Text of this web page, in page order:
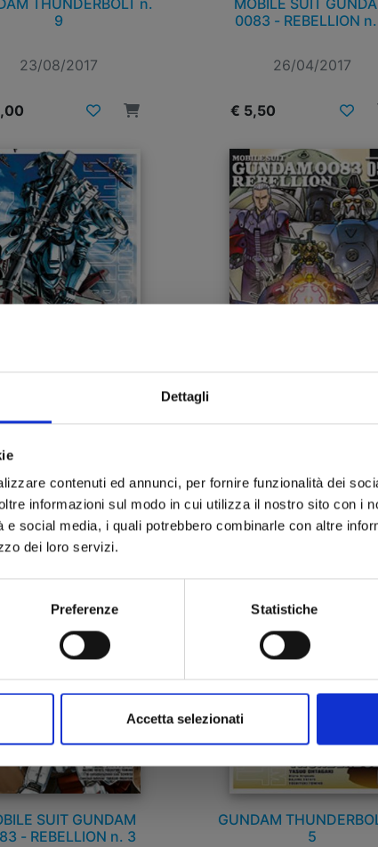
Dettagli
contenuti ed annunci, per fornire funzionalità dei
informazioni sul modo in cui utilizza il nostro sito con i
e social media, i quali potrebbero combinarle con altre
dei loro servizi.
Preferenze Statistiche
Accetta selezionati
THUNDERBOLT n.
9
23/08/2017
MOBILE SUIT
0083 - REBELLION
26/04/2017
€ 5,50
7
0083 - REBELLION
28/09/2016
€ 5,50
SUIT GUNDAM
- REBELLION n. 3
GUNDAM
5